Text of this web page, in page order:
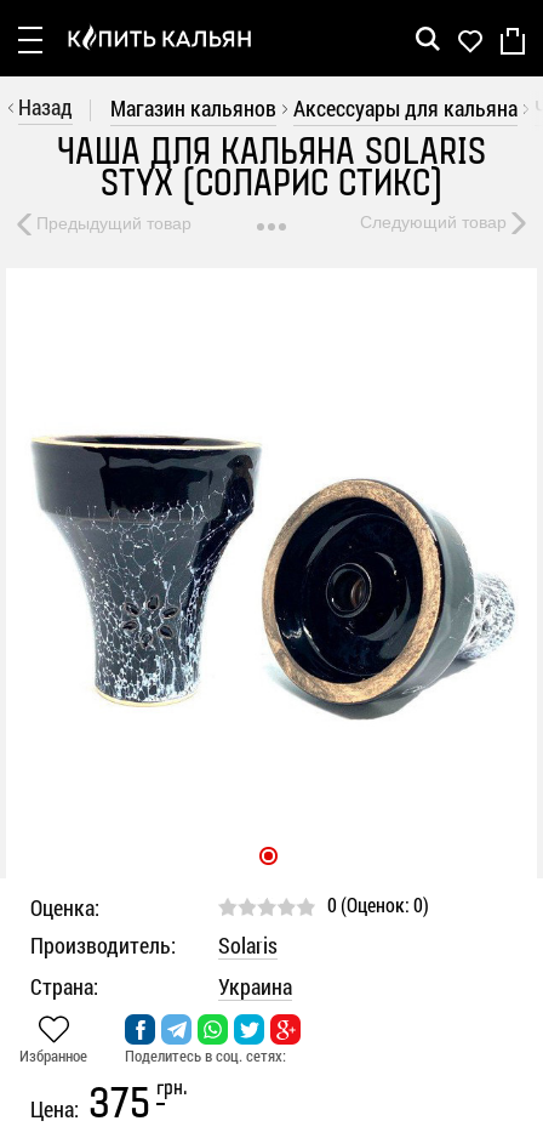
Рус
Укр
Кальяны
Бренды
Покупателю
Статьи
Контакты
Назад Магазин кальянов Аксессуары для кальяна
ЧАША ДЛЯ КАЛЬЯНА SOLARIS
STYX (СОЛАРИС СТИКС)
Предыдущий товар Следующий товар
Оценка: 0 (Оценок: 0)
Производитель:
Solaris
Страна:
Украина
Поделитесь в соц. сетях:
Избранное
Цена: 375 грн.